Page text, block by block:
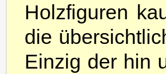
Holzfiguren
die
Einzig der hin